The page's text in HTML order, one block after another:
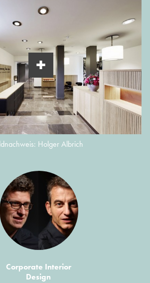
Holger Albrich
Corporate Interior
Design